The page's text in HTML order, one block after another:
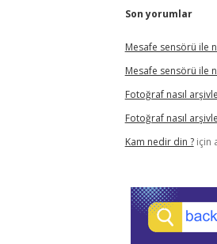
Son yorumlar
Mesafe sensörü ile
Mesafe sensörü ile
Fotoğraf nasıl
Fotoğraf nasıl
Kam nedir din ?için